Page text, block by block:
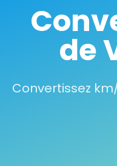
de
Convertissez